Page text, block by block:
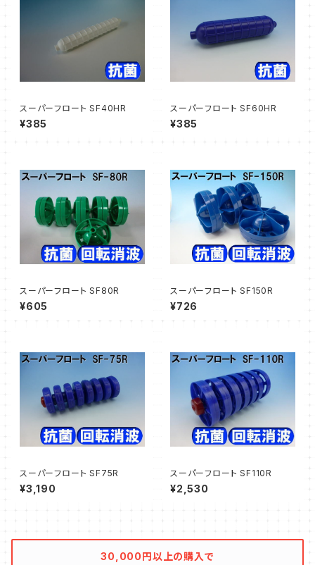
スーパーフロート SF40HR
¥385
スーパーフロート SF60HR
¥385
スーパーフロート SF80R
¥605
スーパーフロート SF150R
¥726
スーパーフロート SF75R
¥3,190
スーパーフロート SF110R
¥2,530
30,000円以上の購入で